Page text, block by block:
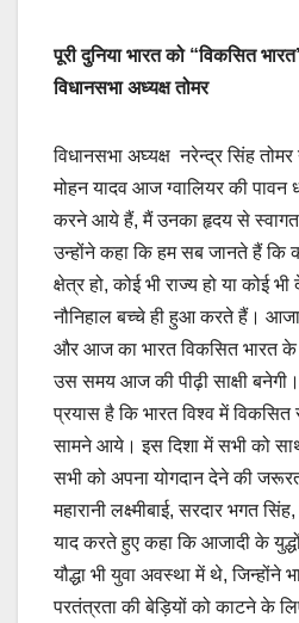
पूरी दुनिया भारत को “विकसित
विधानसभा अध्यक्ष तोमर
विधानसभा अघ्यक्ष नरेन्द्र सिंह
मोहन यादव आज ग्वालियर की पावन
करने आये हैं, मैं उनका हृदय से
उन्होंने कहा कि हम सब जानते हैं कि
क्षेत्र हो, कोई भी राज्य हो या कोई
नौनिहाल बच्चे ही हुआ करते हैं।
और आज का भारत विकसित भारत के
उस समय आज की पीढ़ी साक्षी
प्रयास है कि भारत विश्व में
सामने आये। इस दिशा में सभी को
सभी को अपना योगदान देने की
महारानी लक्ष्मीबाई, सरदार भगत
याद करते हुए कहा कि आजादी के
यौद्धा भी युवा अवस्था में थे, जिन्होंने
परतंत्रता की बेड़ियों को काटने के